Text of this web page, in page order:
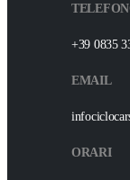
+39 0835
EMAIL
ORARI